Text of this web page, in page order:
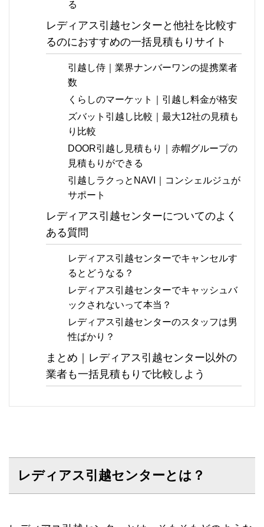
る
レディアス引越センターと他社を比較す
るのにおすすめの一括見積もりサイト
引越し侍｜業界ナンバーワンの提携業者
数
くらしのマーケット｜引越し料金が格安
ズバット引越し比較｜最大12社の見積も
り比較
DOOR引越し見積もり｜赤帽グループの
見積もりができる
引越しラクっとNAVI｜コンシェルジュが
サポート
レディアス引越センターについてのよく
ある質問
レディアス引越センターでキャンセルす
るとどうなる？
レディアス引越センターでキャッシュバ
ックされないって本当？
レディアス引越センターのスタッフは男
性ばかり？
まとめ｜レディアス引越センター以外の
業者も一括見積もりで比較しよう
レディアス引越センターとは？